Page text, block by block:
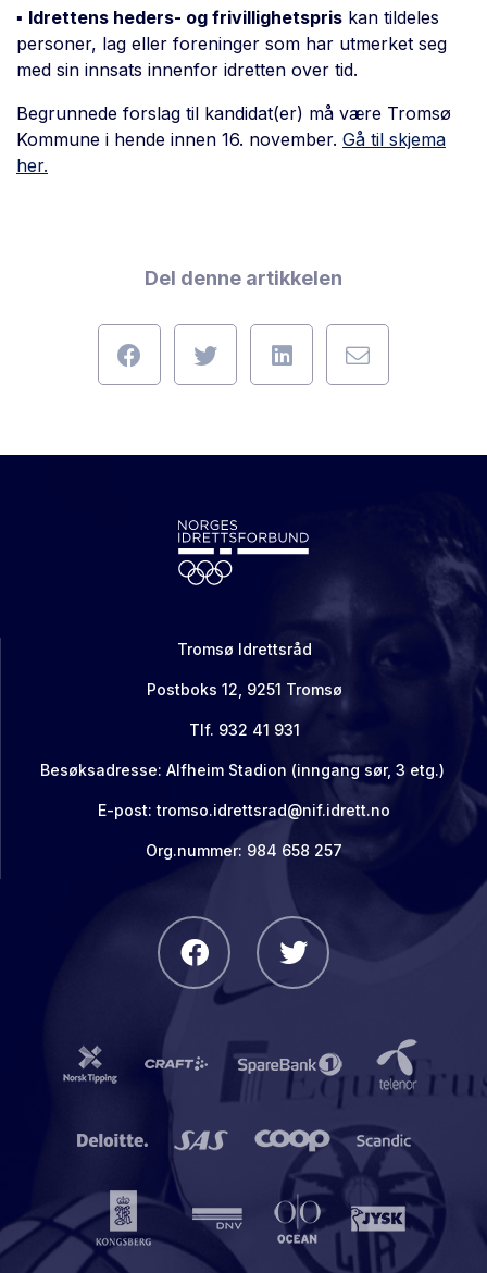
▪ Idrettens heders- og frivillighetspris kan tildeles
personer, lag eller foreninger som har utmerket seg
med sin innsats innenfor idretten over tid.
Begrunnede forslag til kandidat(er) må være Tromsø
Kommune i hende innen 16. november. Gå til skjema
her.
Del denne artikkelen
Tromsø Idrettsråd
Postboks 12, 9251 Tromsø
Tlf. 932 41 931
Besøksadresse: Alfheim Stadion (inngang sør, 3 etg.)
E-post: tromso.idrettsrad@nif.idrett.no
Org.nummer: 984 658 257